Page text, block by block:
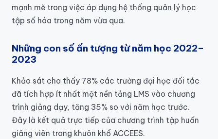
mạnh mẽ trong việc áp dụng hệ thống quản lý học
tập số hóa trong năm vừa qua.
Những con số ấn tượng từ năm học 2022–
2023
Khảo sát cho thấy 78% các trường đại học đối tác
đã tích hợp ít nhất một nền tảng LMS vào chương
trình giảng dạy, tăng 35% so với năm học trước.
Đây là kết quả trực tiếp của chương trình tập huấn
giảng viên trong khuôn khổ ACCEES.